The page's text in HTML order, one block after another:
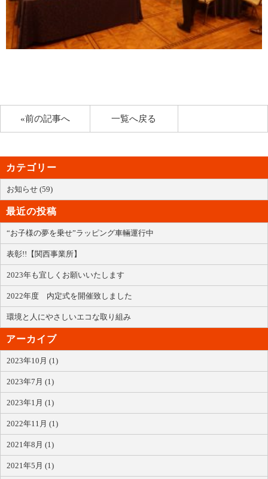
«前の記事へ 一覧へ戻る
カテゴリー
お知らせ (59)
最近の投稿
“お子様の夢を乗せ”ラッピング車輛運行中
表彰!!【関西事業所】
2023年も宜しくお願いいたします
2022年度 内定式を開催致しました
環境と人にやさしいエコな取り組み
アーカイブ
2023年10月 (1)
2023年7月 (1)
2023年1月 (1)
2022年11月 (1)
2021年8月 (1)
2021年5月 (1)